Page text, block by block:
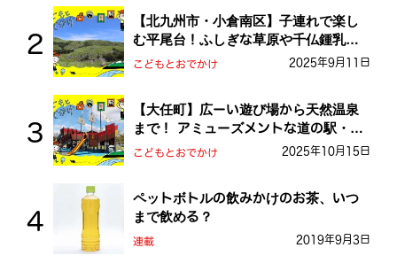
【北九州市・小倉南区】子連れで楽し
む平尾台！ふしぎな草原や千仏鍾乳洞
を探検しよう！
こどもとおでかけ 2025年9月11日
【大任町】広ーい遊び場から天然温泉
まで！ アミューズメントな道の駅・お
おとう桜街道
こどもとおでかけ 2025年10月15日
ペットボトルの飲みかけのお茶、いつ
まで飲める？
連載 2019年9月3日